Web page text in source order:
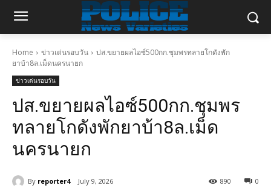
Home ข่าวเด่นรอบวัน
ปส.ขยายผลไอซ์500กก.ชุมพรทลายโกดังพัก
ยาบ้า8ล.เม็ดนครนายก
ข่าวเด่นรอบวัน
ปส.ขยายผลไอซ์500กก.ชุมพร
ทลายโกดังพักยาบ้า8ล.เม็ด
นครนายก
By reporter4 July 9, 2026 0
890